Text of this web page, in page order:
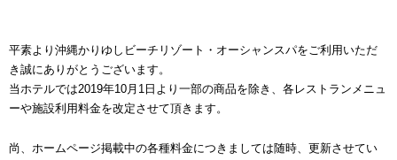
平素より沖縄かりゆしビーチリゾート・オーシャンスパをご利用いただ
き誠にありがとうございます。
当ホテルでは2019年10月1日より一部の商品を除き、各レストランメニュ
ーや施設利用料金を改定させて頂きます。
尚、ホームページ掲載中の各種料金につきましては随時、更新させてい